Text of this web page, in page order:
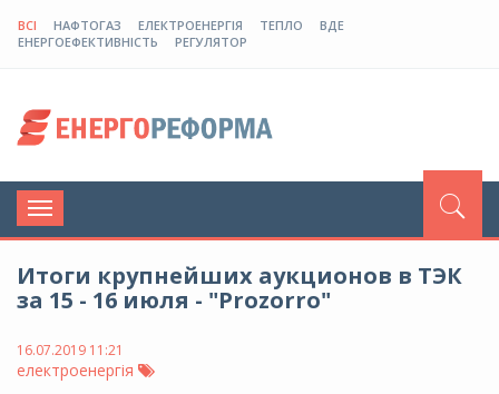
ВСІ НАФТОГАЗ ЕЛЕКТРОЕНЕРГІЯ ТЕПЛО
ВДЕ
ЕНЕРГОЕФЕКТИВНІСТЬ
РЕГУЛЯТОР
Toggle
navigation
Итоги крупнейших аукционов в ТЭК
за 15 - 16 июля - "Prozorro"
16.07.2019 11:21
електроенергія